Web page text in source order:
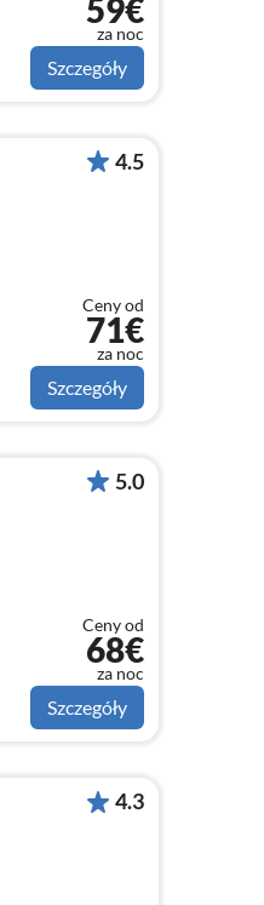
59€
za noc
Szczegóły
4.5
Ceny od
71€
za noc
Szczegóły
5.0
Ceny od
68€
za noc
Szczegóły
4.3